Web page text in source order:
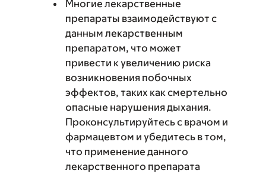
Многие лекарственные
препараты взаимодействуют с
данным лекарственным
препаратом, что может
привести к увеличению риска
возникновения побочных
эффектов, таких как смертельно
опасные нарушения дыхания.
Проконсультируйтесь с врачом и
фармацевтом и убедитесь в том,
что применение данного
лекарственного препарата